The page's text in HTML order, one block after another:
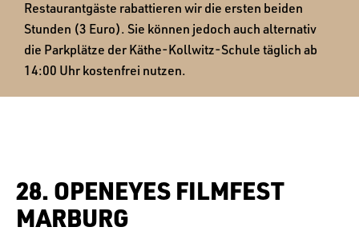
Restaurantgäste rabattieren wir die ersten beiden
Stunden (3 Euro). Sie können jedoch auch alternativ
die Parkplätze der Käthe-Kollwitz-Schule täglich ab
14:00 Uhr kostenfrei nutzen.
28. OPENEYES FILMFEST
MARBURG